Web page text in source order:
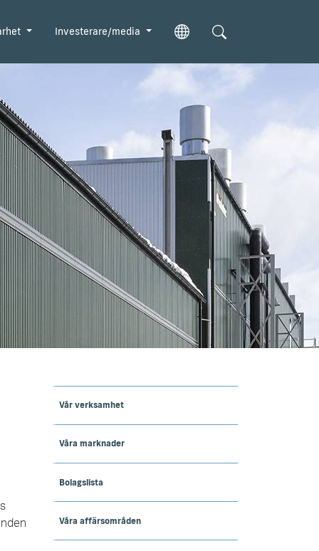
Investerare/media
Vår verksamhet
Våra marknader
Bolagslista
Våra affärsområden